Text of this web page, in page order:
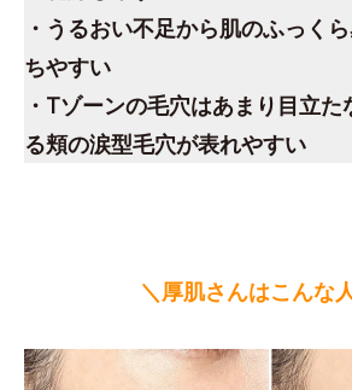
・うるおい不足から肌のふっく
ちやすい
・Tゾーンの毛穴はあまり目立
る頬の涙型毛穴が表れやすい
＼厚肌さんはこんな